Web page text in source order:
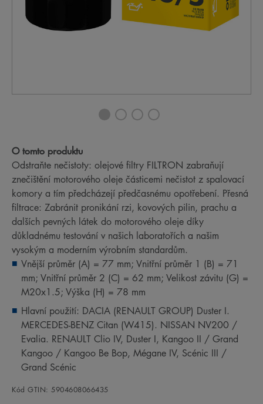
O tomto produktu
Odstraňte nečistoty: olejové filtry FILTRON zabraňují
znečištění motorového oleje částicemi nečistot z spalovací
komory a tím předcházejí předčasnému opotřebení. Přesná
filtrace: Zabránit pronikání rzi, kovových pilin, prachu a
dalších pevných látek do motorového oleje díky
důkladnému testování v našich laboratořích a našim
vysokým a moderním výrobním standardům.
Vnější průměr (A) = 77 mm; Vnitřní průměr 1 (B) = 71
mm; Vnitřní průměr 2 (C) = 62 mm; Velikost závitu (G) =
M20x1.5; Výška (H) = 78 mm
Hlavní použití: DACIA (RENAULT GROUP) Duster I.
MERCEDES-BENZ Citan (W415). NISSAN NV200 /
Evalia. RENAULT Clio IV, Duster I, Kangoo II / Grand
Kangoo / Kangoo Be Bop, Mégane IV, Scénic III /
Grand Scénic
Kód GTIN: 5904608066435